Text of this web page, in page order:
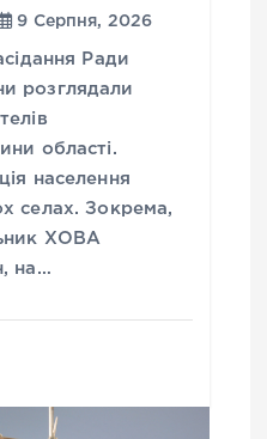
9 Серпня, 2026
Ради
розглядали
області.
населення
селах. Зокрема,
ХОВА
на…